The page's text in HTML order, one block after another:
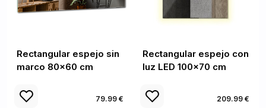
Rectangular espejo sin
marco 80x60 cm
79.99 €
Rectangular espejo con
luz LED 100x70 cm
209.99 €